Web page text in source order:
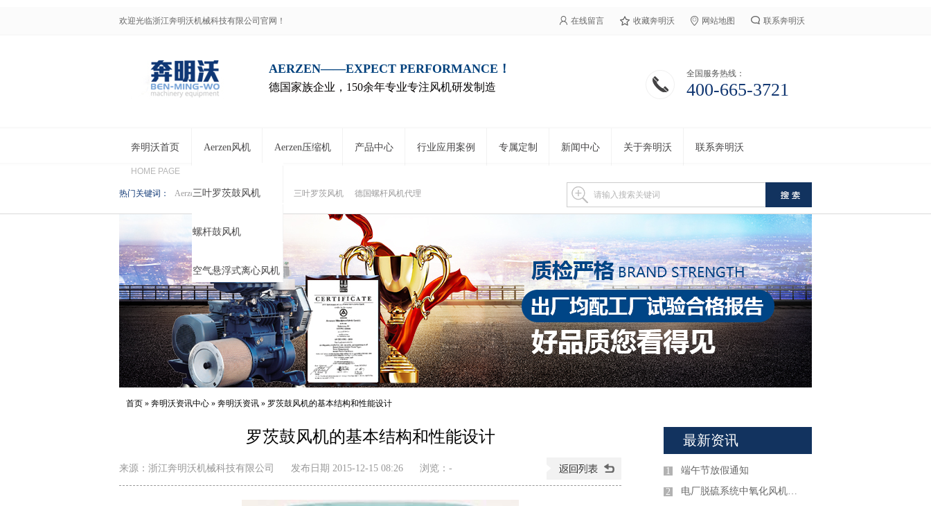
在线留言 收藏奔明沃 网站地图 联系奔明沃
欢迎光临浙江奔明沃机械科技有限公司官网！
AERZEN——EXPECT PERFORMANCE！
德国家族企业，150余年专业专注风机研发制造
全国服务热线：
400-665-3721
奔明沃首页
HOME PAGE
Aerzen风机
三叶罗茨鼓风机
螺杆鼓风机
空气悬浮式离心风机
Aerzen压缩机 产品中心 行业应用案例 专属定制 新闻中心 关于奔明沃 联系奔明沃
热门关键词： Aerzen鼓风机 Aerzen压缩机 三叶罗茨风机 德国螺杆风机代理
首页 » 奔明沃资讯中心 » 奔明沃资讯 » 罗茨鼓风机的基本结构和性能设计
罗茨鼓风机的基本结构和性能设计
来源： 浙江奔明沃机械科技有限公司 发布日期 2015-12-15 08:26 浏览： -
最新资讯
1 端午节放假通知
2 电厂脱硫系统中氧化风机存在的问题及改造方案